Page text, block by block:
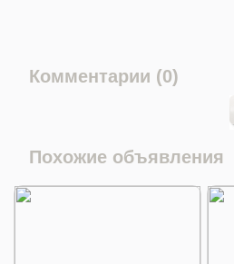
Комментарии (0)
Похожие объявления